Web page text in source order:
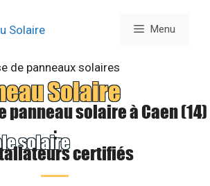
Menu
Solaire
solaire
solaire à Caen (14)
:
certifiés